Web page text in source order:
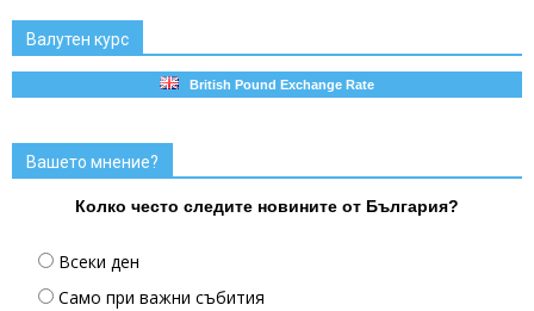
Валутен курс
British Pound Exchange Rate
Вашето мнение?
Колко често следите новините от България?
Всеки ден
Само при важни събития